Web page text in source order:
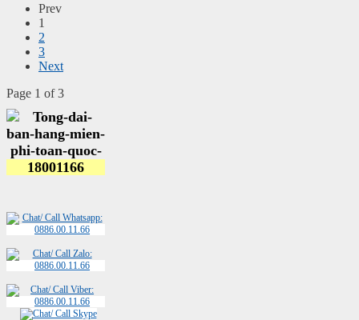
Prev
1
2
3
Next
Page 1 of 3